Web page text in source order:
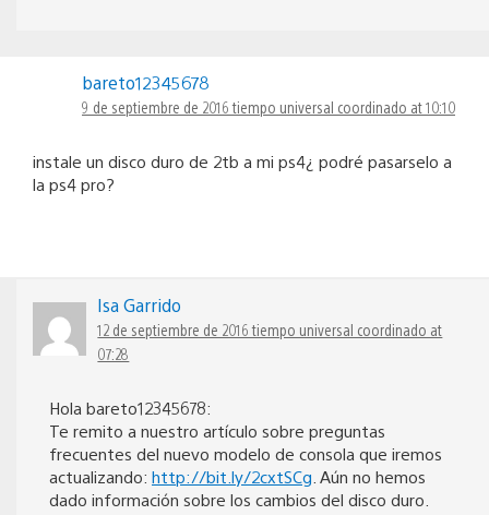
bareto12345678
9 de septiembre de 2016 tiempo universal coordinado at 10:10
instale un disco duro de 2tb a mi ps4¿ podré pasarselo a
la ps4 pro?
Isa Garrido
12 de septiembre de 2016 tiempo universal coordinado at
07:28
Hola bareto12345678:
Te remito a nuestro artículo sobre preguntas
frecuentes del nuevo modelo de consola que iremos
actualizando: http://bit.ly/2cxtSCg . Aún no hemos
dado información sobre los cambios del disco duro.